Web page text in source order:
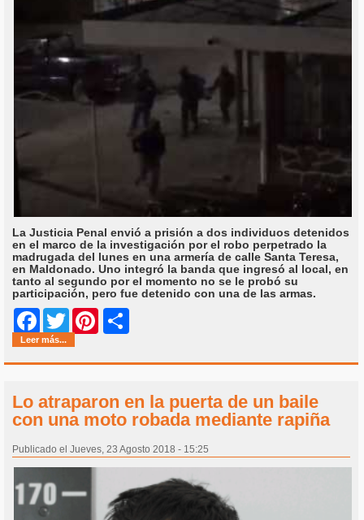
La Justicia Penal envió a prisión a dos individuos detenidos
en el marco de la investigación por el robo perpetrado la
madrugada del lunes en una armería de calle Santa Teresa,
en Maldonado. Uno integró la banda que ingresó al local, en
tanto al segundo por el momento no se le probó su
participación, pero fue detenido con una de las armas.
Facebook
Twitter Pinterest
Leer más...
Lo atraparon en la puerta de un baile
con una moto robada mediante rapiña
Publicado el Jueves, 23 Agosto 2018 - 15:25